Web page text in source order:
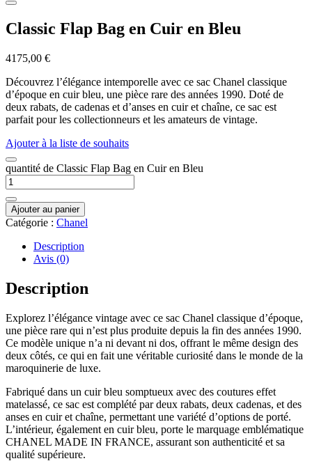
Classic Flap Bag en Cuir en Bleu
4175,00 €
Découvrez l’élégance intemporelle avec ce sac Chanel classique
d’époque en cuir bleu, une pièce rare des années 1990. Doté de
deux rabats, de cadenas et d’anses en cuir et chaîne, ce sac est
parfait pour les collectionneurs et les amateurs de vintage.
Ajouter à la liste de souhaits
quantité de Classic Flap Bag en Cuir en Bleu
Ajouter au panier
Catégorie : Chanel
Description
Avis (0)
Description
Explorez l’élégance vintage avec ce sac Chanel classique d’époque,
une pièce rare qui n’est plus produite depuis la fin des années 1990.
Ce modèle unique n’a ni devant ni dos, offrant le même design des
deux côtés, ce qui en fait une véritable curiosité dans le monde de la
maroquinerie de luxe.
Fabriqué dans un cuir bleu somptueux avec des coutures effet
matelassé, ce sac est complété par deux rabats, deux cadenas, et des
anses en cuir et chaîne, permettant une variété d’options de porté.
L’intérieur, également en cuir bleu, porte le marquage emblématique
CHANEL MADE IN FRANCE, assurant son authenticité et sa
qualité supérieure.